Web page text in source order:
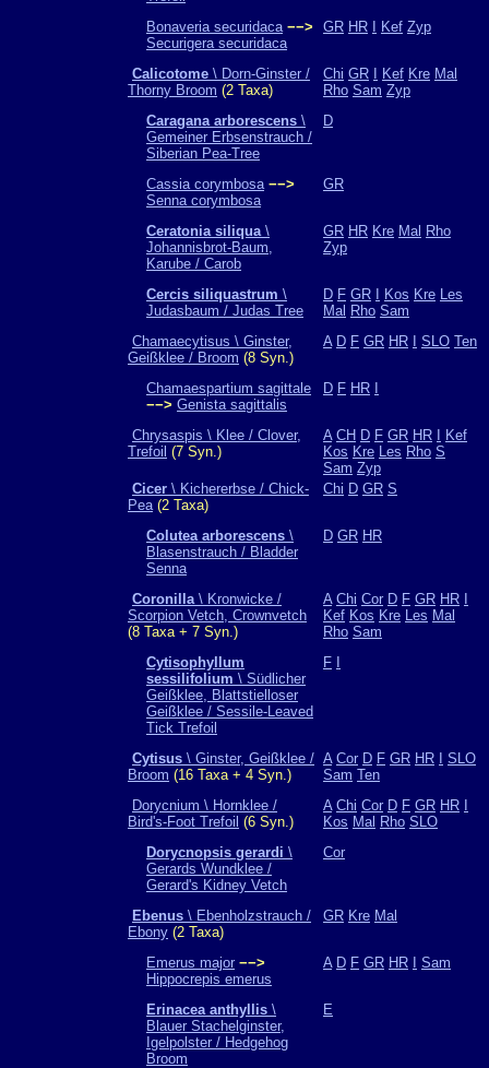
Bonaveria securidaca −−>
Securigera securidaca
GR HR Kef Zyp
Calicotome \ Dorn-Ginster /
Thorny Broom (2 Taxa)
Chi GR Kef Kre Mal
Rho Sam Zyp
Caragana arborescens \
Gemeiner Erbsenstrauch /
Siberian Pea-Tree
D
Cassia corymbosa −−>
Senna corymbosa
GR
Ceratonia siliqua\
Johannisbrot-Baum,
Karube / Carob
GR HR Kre Mal Rho
Zyp
Cercis siliquastrum \
Judasbaum / Judas Tree
D F GR Kos Kre Les
Mal Rho Sam
Chamaecytisus \ Ginster,
Geißklee / Broom (8 Syn.)
A D F GR HR SLO Ten
Chamaespartium sagittale
−−> Genista sagittalis
D F HR
Chrysaspis \ Klee / Clover,
Trefoil (7 Syn.)
A CH D F GR HR
Kef
Kos Kre Les Rho S
Sam Zyp
Cicer \ Kichererbse / Chick-
Pea(2 Taxa)
Chi D GR S
Colutea arborescens \
Blasenstrauch / Bladder
Senna
D GR HR
Coronilla\ Kronwicke /
Scorpion Vetch, Crownvetch
(8 Taxa + 7 Syn.)
A Chi Cor D F GR HR
Kef Kos Kre Les Mal
Rho Sam
Cytisophyllum
sessilifolium \ Südlicher
Geißklee, Blattstielloser
Geißklee / Sessile-Leaved
Tick Trefoil
F
Cytisus \ Ginster, Geißklee /
Broom (16 Taxa + 4 Syn.)
A Cor D F GR HR
SLO
Sam Ten
Dorycnium \ Hornklee /
Bird's-Foot Trefoil (6 Syn.)
A Chi Cor D F GR HR
Kos Mal Rho SLO
Dorycnopsis gerardi \
Gerards Wundklee /
Gerard's Kidney Vetch
Cor
Ebenus \ Ebenholzstrauch /
Ebony (2 Taxa)
GR Kre Mal
Emerus major −−>
Hippocrepis emerus
A D F GR HR Sam
Erinacea anthyllis \
Blauer Stachelginster,
Igelpolster / Hedgehog
Broom
E